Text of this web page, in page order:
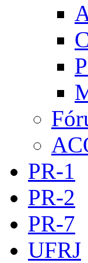
PR-1
PR-2
PR-7
UFRJ